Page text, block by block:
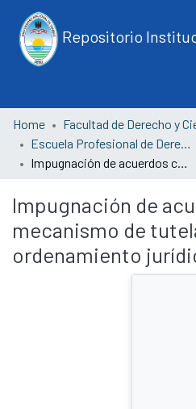
Repositorio
Home
Escuela Profesional de Derecho
Impugnación de acuerdos como mecanismo de tutela societaria en el ordenamiento jurídico peruano
Impugnación de
mecanismo de
ordenamiento